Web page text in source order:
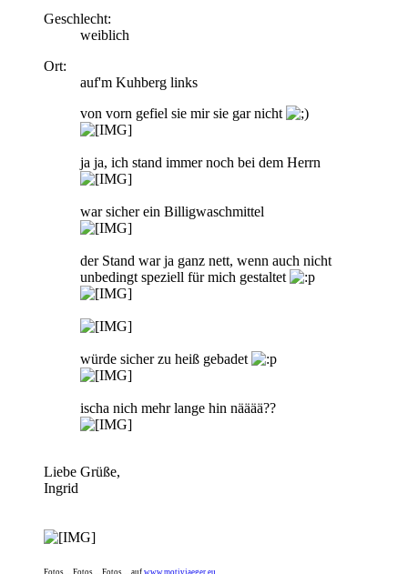
Geschlecht:
weiblich
Ort:
auf'm Kuhberg links
von vorn gefiel sie mir sie gar nicht
ja ja, ich stand immer noch bei dem Herrn
war sicher ein Billigwaschmittel
der Stand war ja ganz nett, wenn auch nicht
unbedingt speziell für mich gestaltet
würde sicher zu heiß gebadet
ischa nich mehr lange hin nääää??
Liebe Grüße,
Ingrid